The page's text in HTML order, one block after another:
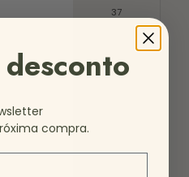
37
compra.